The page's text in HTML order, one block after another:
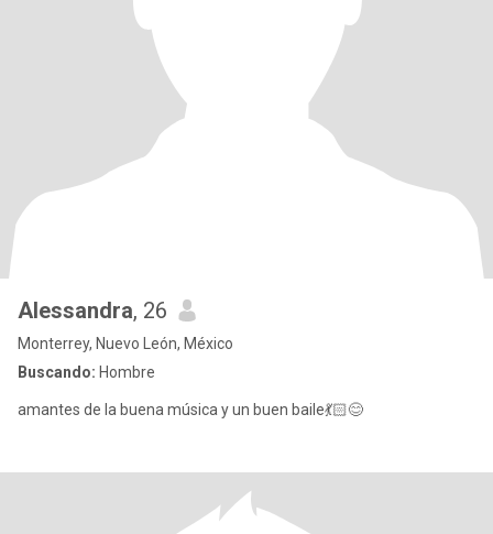
Alessandra, 26
Monterrey, Nuevo León, México
Buscando: Hombre
amantes de la buena música y un buen baile💃🏻😊